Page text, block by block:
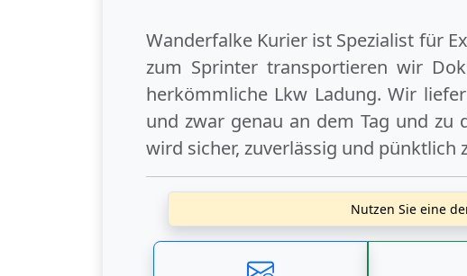
Wanderfalke Kurier ist Spezialist für
zum Sprinter transportieren wir
herkömmliche Lkw Ladung. Wir
und zwar genau an dem Tag und zu
wird sicher, zuverlässig und pünktlich
Nutzen Sie eine